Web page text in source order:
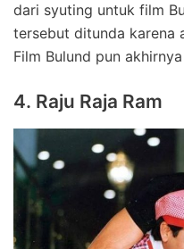
dari syuting untuk film
tersebut ditunda karena
Film Bulund pun
4. Raju Raja Ram